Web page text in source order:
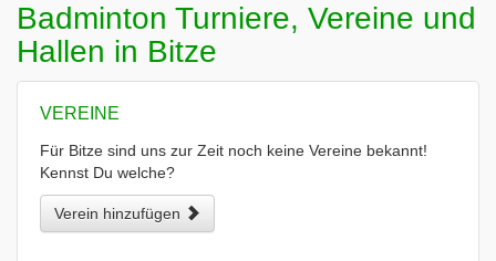
Badminton Turniere, Vereine und
Hallen in Bitze
VEREINE
Für Bitze sind uns zur Zeit noch keine Vereine bekannt!
Kennst Du welche?
Verein hinzufügen